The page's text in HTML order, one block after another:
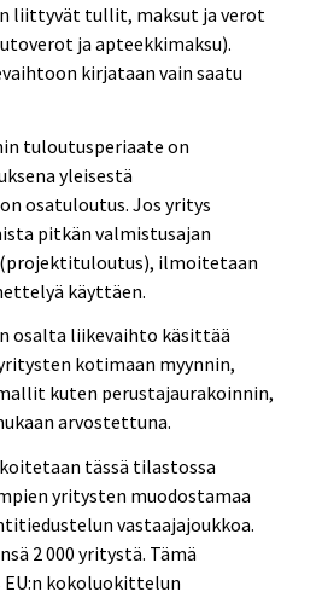
liittyvät tullit, maksut ja verot
ja apteekkimaksu).
kirjataan vain saatu
tuloutusperiaate on
yleisestä
osatuloutus. Jos yritys
pitkän valmistusajan
ilmoitetaan
käyttäen.
osalta liikevaihto käsittää
kotimaan myynnin,
kuten perustajaurakoinnin,
arvostettuna.
tässä tilastossa
yritysten muodostamaa
vastaajajoukkoa.
2 000 yritystä. Tämä
kokoluokittelun